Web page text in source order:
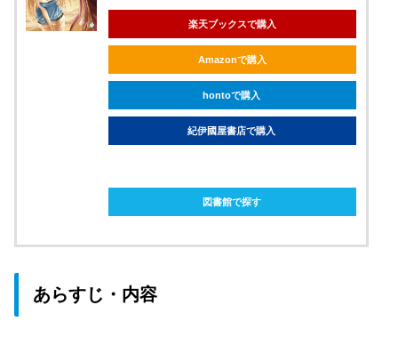
楽天ブックスで購入
Amazonで購入
hontoで購入
紀伊國屋書店で購入
図書館で探す
あらすじ・内容